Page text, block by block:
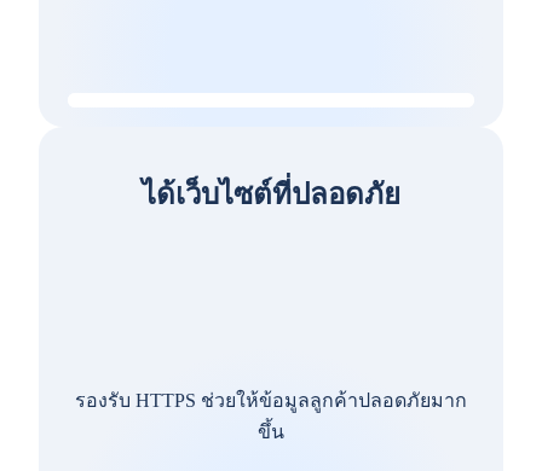
ได้เว็บไซต์ที่ปลอดภัย
รองรับ HTTPS ช่วยให้ข้อมูลลูกค้าปลอดภัยมาก
ขึ้น